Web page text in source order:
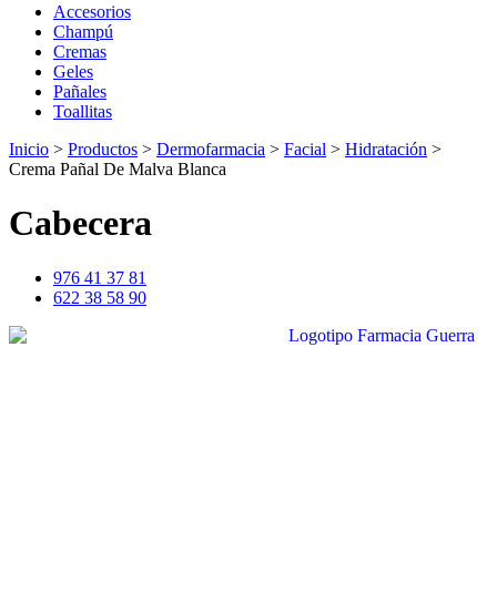
Accesorios
Champú
Cremas
Geles
Pañales
Toallitas
Inicio > Productos > Dermofarmacia > Facial > Hidratación >
Crema Pañal De Malva Blanca
Cabecera
976 41 37 81
622 38 58 90